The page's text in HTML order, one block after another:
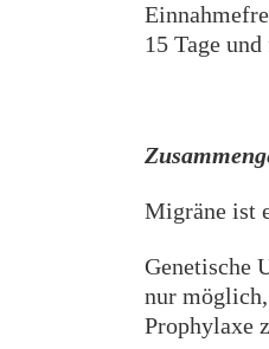
15 Tage
Migräne ist
Genetische
nur
Prophylaxe